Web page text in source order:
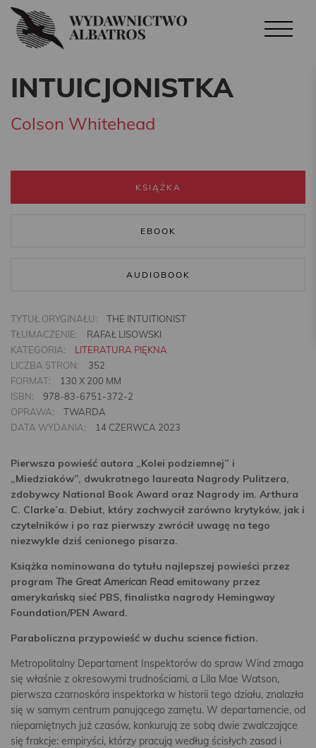
INTUICJONISTKA
Colson Whitehead
KSIĄŻKA
EBOOK
AUDIOBOOK
TYTUŁ ORYGINAŁU:
THE INTUITIONIST
TŁUMACZENIE:
RAFAŁ LISOWSKI
KATEGORIA:
LITERATURA PIĘKNA
LICZBA STRON:
352
FORMAT:
130 X 200 MM
ISBN:
978-83-6751-372-2
OPRAWA:
TWARDA
DATA WYDANIA:
14 CZERWCA 2023
Pierwsza powieść autora „Kolei podziemnej” i
„Miedziaków”, dwukrotnego laureata Nagrody Pulitzera,
zdobywcy National Book Award oraz Nagrody im. Arthura
C. Clarke’a. Debiut, który zachwycił zarówno krytyków, jak i
czytelników i po raz pierwszy zwrócił uwagę na tego
niezwykle dziś cenionego pisarza.
Książka nominowana do tytułu najlepszej powieści przez
program The Great American Reademitowany przez
amerykańską sieć PBS, finalistka nagrody Hemingway
Foundation/PEN Award.
Paraboliczna przypowieść w duchu science fiction.
Metropolitalny Departament Inspektorów do spraw Wind zmaga
się właśnie z okresowymi trudnościami, a Lila Mae Watson,
pierwsza czarnoskóra inspektorka w historii tego działu, znalazła
się w samym centrum panującego zamętu. W departamencie, od
niepamiętnych już czasów, konkurują ze sobą dwie zwalczające
się frakcje: empiryści, którzy pracują według ścisłych zasad i